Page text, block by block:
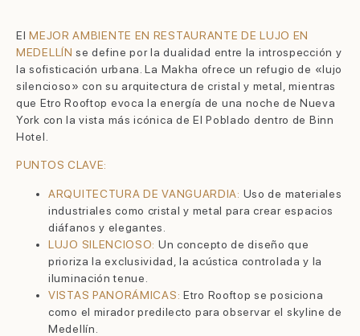
ElMEJOR AMBIENTE EN RESTAURANTE DE LUJO EN
MEDELLÍN se define por la dualidad entre la introspección y
la sofisticación urbana. La Makha ofrece un refugio de «lujo
silencioso» con su arquitectura de cristal y metal, mientras
que Etro Rooftop evoca la energía de una noche de Nueva
York con la vista más icónica de El Poblado dentro de Binn
Hotel.
PUNTOS CLAVE:
ARQUITECTURA DE VANGUARDIA: Uso de materiales
industriales como cristal y metal para crear espacios
diáfanos y elegantes.
LUJO SILENCIOSO: Un concepto de diseño que
prioriza la exclusividad, la acústica controlada y la
iluminación tenue.
VISTAS PANORÁMICAS: Etro Rooftop se posiciona
como el mirador predilecto para observar el skyline de
Medellín.